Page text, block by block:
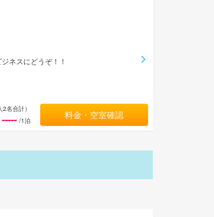
ネスにどうぞ！！
名合計）
/1泊 料金・空室確認